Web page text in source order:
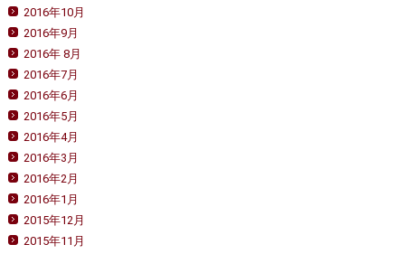
2016年10月
2016年9月
2016年 8月
2016年7月
2016年6月
2016年5月
2016年4月
2016年3月
2016年2月
2016年1月
2015年12月
2015年11月